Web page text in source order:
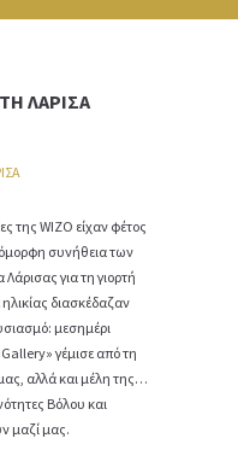
ΛΑΡΙΣΑ
της WIZO είχαν φέτος
συνήθεια των
για τη γιορτή
διασκέδαζαν
μεσημέρι
γέμισε από τη
αλλά και μέλη της…
Βόλου και
μαζί μας.